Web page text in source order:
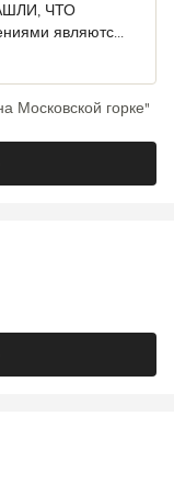
ЧТО
являютс...
Московской горке"